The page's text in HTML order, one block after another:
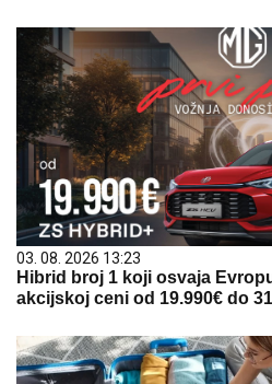
03. 08. 2026 13:23
Hibrid broj 1 koji osvaja
akcijskoj ceni od 19.990€ do